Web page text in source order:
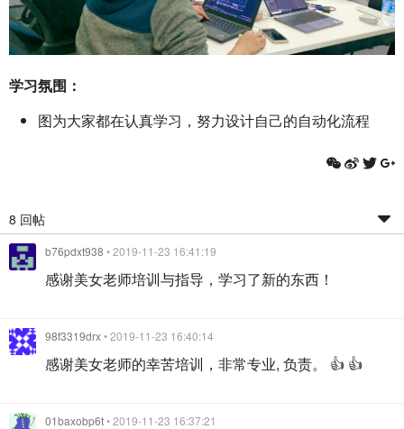
学习氛围：
图为大家都在认真学习，努力设计自己的自动化流程
8 回帖
b76pdxt938 • 2019-11-23 16:41:19
感谢美女老师培训与指导，学习了新的东西！
98f3319drx• 2019-11-23 16:40:14
感谢美女老师的幸苦培训，非常专业, 负责。 👍 👍
01baxobp6t• 2019-11-23 16:37:21